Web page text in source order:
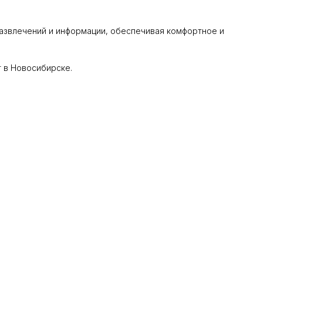
и информации, обеспечивая комфортное и
в Новосибирске.